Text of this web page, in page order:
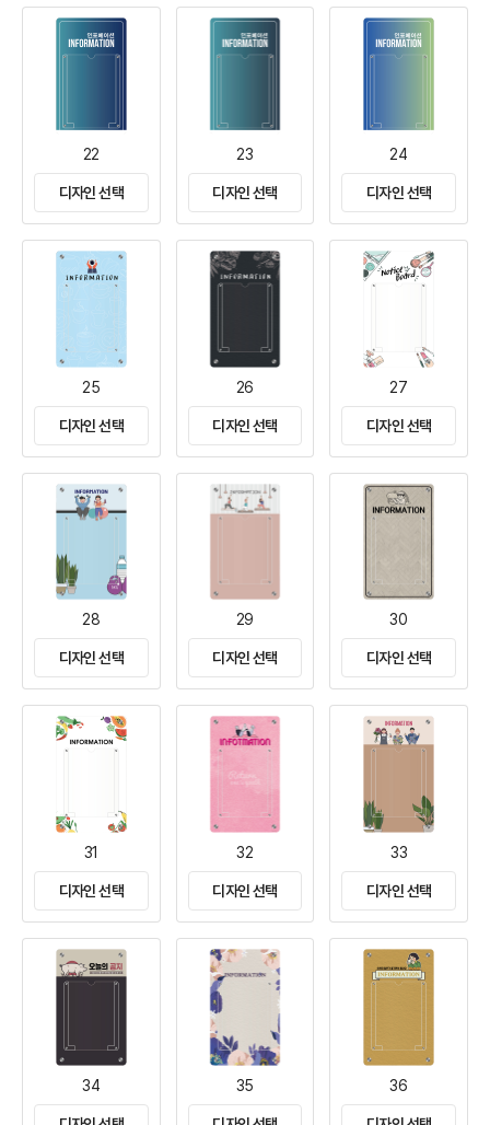
22
디자인 선택
23
디자인 선택
24
디자인 선택
25
디자인 선택
26
디자인 선택
27
디자인 선택
28
디자인 선택
29
디자인 선택
30
디자인 선택
31
디자인 선택
32
디자인 선택
33
디자인 선택
34 35 36